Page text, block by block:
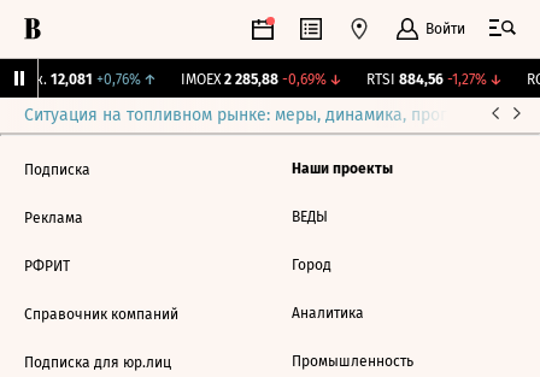
Войти
Бирж. 12,081 +0,76%↑ IMOEX 2 285,88 -0,69%↓ RTSI 884,56 -1,27%↓
Ситуация на топливном рынке: меры, динамика, прогнозы
Подписка
Реклама
РФРИТ
Справочник компаний
Подписка для юр.лиц
Наши проекты
ВЕДЫ
Город
Аналитика
Промышленность